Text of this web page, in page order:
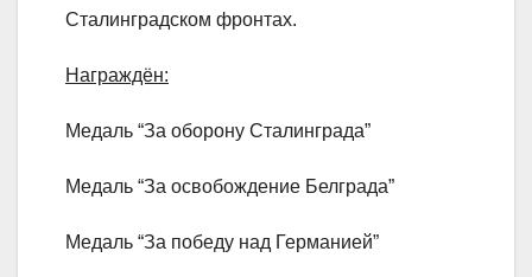
Сталинградском фронтах.
Награждён:
Медаль “За оборону Сталинграда”
Медаль “За освобождение Белграда”
Медаль “За победу над Германией”